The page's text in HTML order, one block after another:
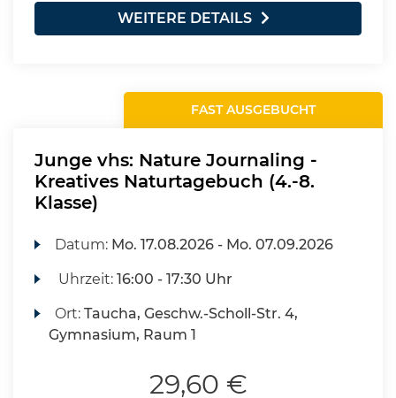
WEITERE DETAILS
FAST AUSGEBUCHT
Junge vhs: Nature Journaling -
Kreatives Naturtagebuch (4.-8.
Klasse)
Datum: Mo. 17.08.2026 - Mo. 07.09.2026
Uhrzeit:16:00 - 17:30 Uhr
Ort:Taucha, Geschw.-Scholl-Str. 4,
Gymnasium, Raum 1
29,60 €